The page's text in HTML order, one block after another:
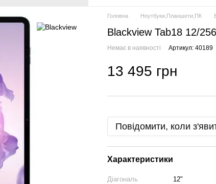
Головна Ноутбуки,Планшети,ПК
Blackview Tab18 12/
Немає в наявності Артикул: 40189
13 495 грн
Повідомити, коли
Характеристики
Діагональ
12"